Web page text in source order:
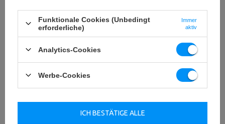
auf einem Bein wird das andere nach hinten gestreckt, der Oberkörper
neigt sich nach vorne - wie bei einer Schwalbe. Diese Position fordert
Konzentration, Sinne und das Gleichgewichtssystem intensiv.
Wer auf einem Balance Board trainiert, kann die Übung zusätzlich
erschweren. Achte auf ruhige Kopfbewegungen, denn bei Vertigo oder
Funktionale Cookies (Unbedingt
erforderliche)
Immer
aktiv
Analytics-Cookies
Werbe-Cookies
ICH BESTÄTIGE ALLE